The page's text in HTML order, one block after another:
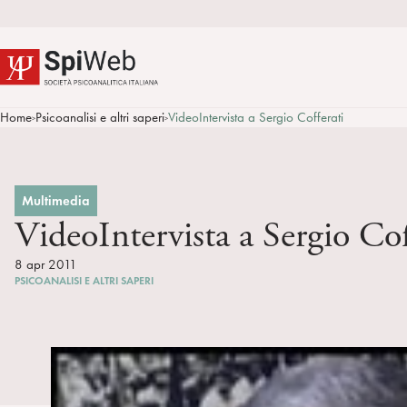
Home>Psicoanalisi e altri saperi>VideoIntervista a Sergio Cofferati
Multimedia
VideoIntervista a Sergio
8 apr 2011
PSICOANALISI E ALTRI SAPERI